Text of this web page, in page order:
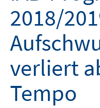
2018/
verliert
Tempo